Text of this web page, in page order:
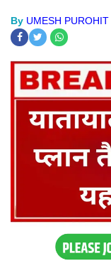
By UMESH PUROHIT